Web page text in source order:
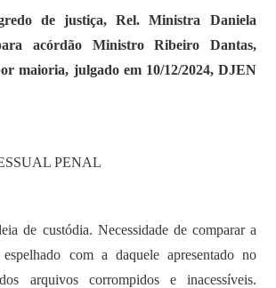
de justiça, Rel. Ministra Daniela
acórdão Ministro Ribeiro Dantas,
maioria, julgado em 10/12/2024, DJEN
PENAL
de custódia. Necessidade de comparar a
com a daquele apresentado no
arquivos corrompidos e inacessíveis.